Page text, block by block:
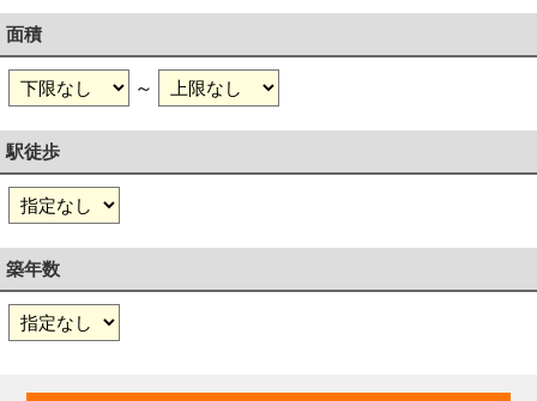
面積
～
駅徒歩
築年数